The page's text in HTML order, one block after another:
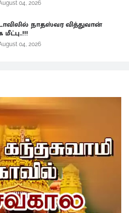
04, 2026
நாதஸ்வர வித்துவான்
04, 2026